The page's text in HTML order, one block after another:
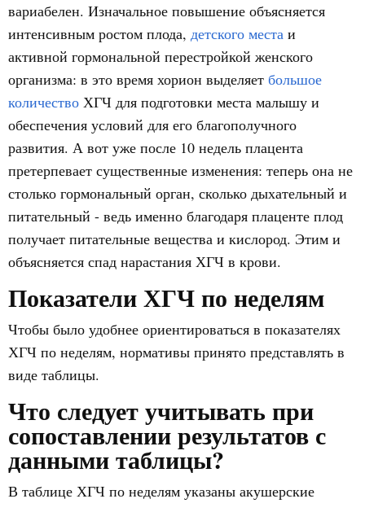
вариабелен. Изначальное повышение объясняется
интенсивным ростом плода, детского места и
активной гормональной перестройкой женского
организма: в это время хорион выделяет большое
количество ХГЧ для подготовки места малышу и
обеспечения условий для его благополучного
развития. А вот уже после 10 недель плацента
претерпевает существенные изменения: теперь она не
столько гормональный орган, сколько дыхательный и
питательный - ведь именно благодаря плаценте плод
получает питательные вещества и кислород. Этим и
объясняется спад нарастания ХГЧ в крови.
Показатели ХГЧ по неделям
Чтобы было удобнее ориентироваться в показателях
ХГЧ по неделям, нормативы принято представлять в
виде таблицы.
Что следует учитывать при
сопоставлении результатов с
данными таблицы?
В таблице ХГЧ по неделям указаны акушерские